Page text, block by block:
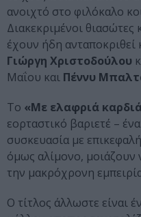
ανοιχτό στο φιλόκαλο
Διακεκριμένοι θιασώτες
έχουν ήδη ανταποκριθεί
Γιώργη Χριστοδούλου
Μαΐου και Πέννυ
Το «Με ελαφριά
εορταστικό βαριετέ –
συσκευασία με
όμως αλίμονο, μοιάζουν
την μακρόχρονη
Ο τίτλος άλλωστε είναι